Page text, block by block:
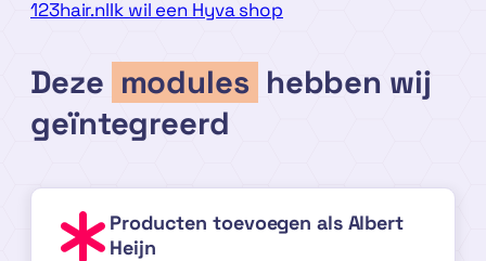
123hair.nlIk wil een Hyva shop
Deze modules hebben wij
geïntegreerd
Producten toevoegen als Albert
Heijn